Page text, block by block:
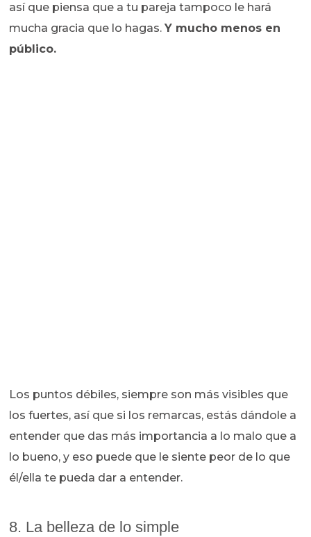
así que piensa que a tu pareja tampoco le hará
mucha gracia que lo hagas.Y mucho menos en
público.
Los puntos débiles, siempre son más visibles que
los fuertes, así que si los remarcas, estás dándole a
entender que das más importancia a lo malo que a
lo bueno, y eso puede que le siente peor de lo que
él/ella te pueda dar a entender.
8. La belleza de lo simple